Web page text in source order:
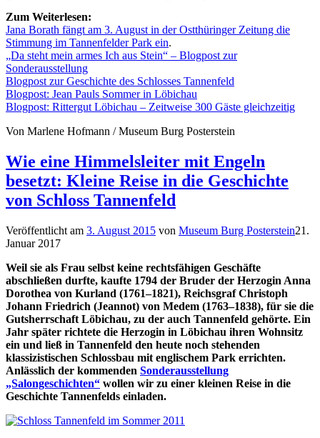
Zum Weiterlesen:
Jana Borath fängt am 3. August in der Ostthüringer Zeitung die
Stimmung im Tannenfelder Park ein.
„Da steht mein armes Ich aus Stein“ – Blogpost zur
Sonderausstellung
Blogpost zur Geschichte des Schlosses Tannenfeld
Blogpost: Jean Pauls Sommer in Löbichau
Blogpost: Rittergut Löbichau – Zeitweise 300 Gäste gleichzeitig
Von Marlene Hofmann / Museum Burg Posterstein
Wie eine Himmelsleiter mit Engeln
besetzt: Kleine Reise in die Geschichte
von Schloss Tannenfeld
Veröffentlicht am 3. August 2015 von Museum Burg Posterstein21.
Januar 2017
Weil sie als Frau selbst keine rechtsfähigen Geschäfte
abschließen durfte, kaufte 1794 der Bruder der Herzogin Anna
Dorothea von Kurland (1761–1821), Reichsgraf Christoph
Johann Friedrich (Jeannot) von Medem (1763–1838), für sie die
Gutsherrschaft Löbichau, zu der auch Tannenfeld gehörte. Ein
Jahr später richtete die Herzogin in Löbichau ihren Wohnsitz
ein und ließ in Tannenfeld den heute noch stehenden
klassizistischen Schlossbau mit englischem Park errichten.
Anlässlich der kommenden Sonderausstellung
„Salongeschichten“ wollen wir zu einer kleinen Reise in die
Geschichte Tannenfelds einladen.